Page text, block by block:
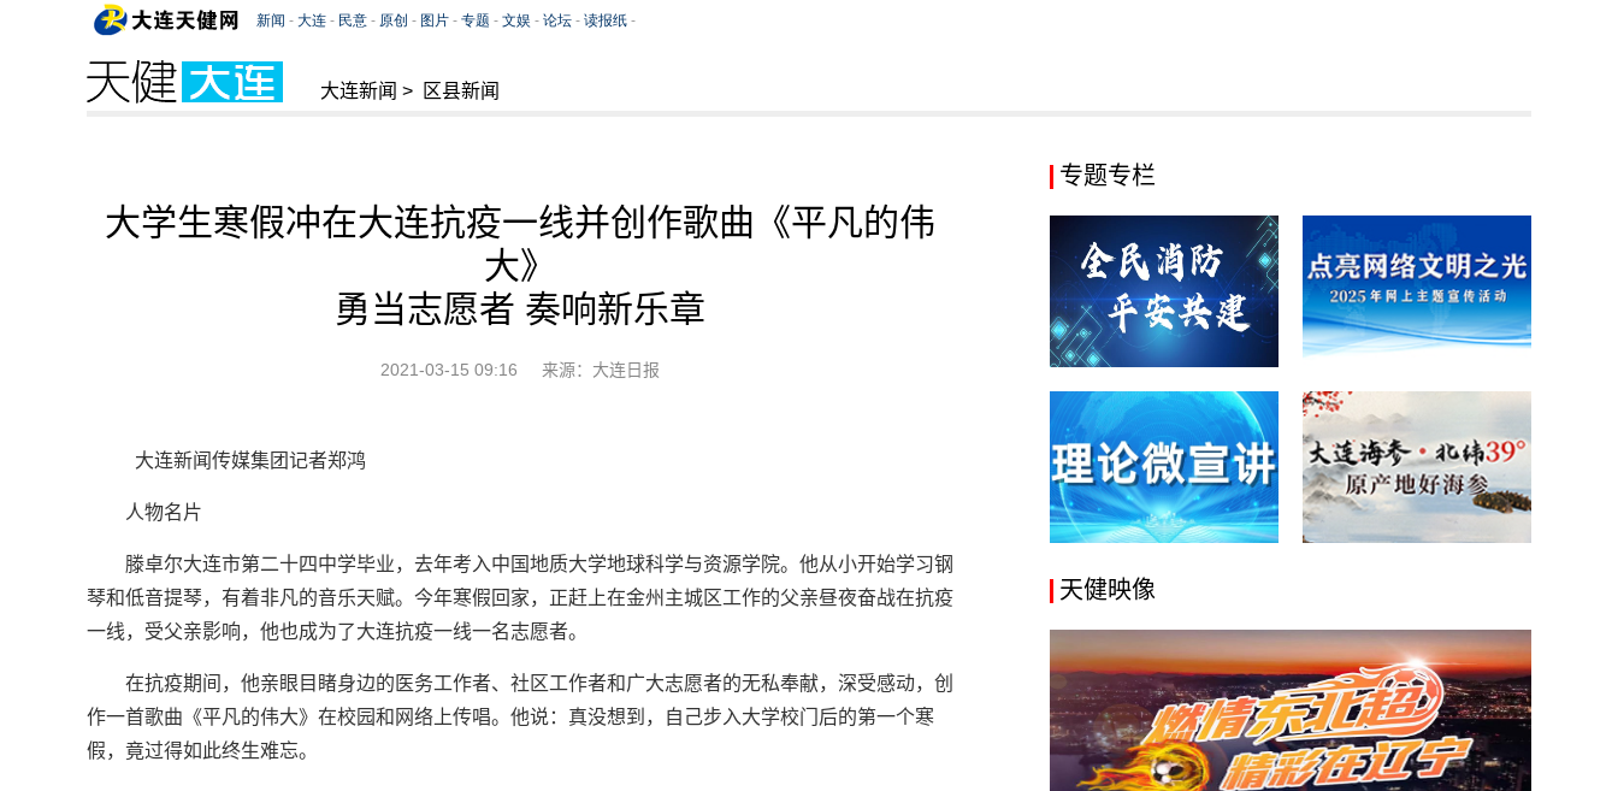
大连新闻 > 区县新闻
大学生寒假冲在大连抗疫一线并创作歌曲《平凡的伟
大》
勇当志愿者 奏响新乐章
2021-03-15 09:16 来源：大连日报
大连新闻传媒集团记者郑鸿
人物名片
滕卓尔大连市第二十四中学毕业，去年考入中国地质大学地球科学与资源学院。他从小开始学习钢
琴和低音提琴，有着非凡的音乐天赋。今年寒假回家，正赶上在金州主城区工作的父亲昼夜奋战在抗疫
一线，受父亲影响，他也成为了大连抗疫一线一名志愿者。
在抗疫期间，他亲眼目睹身边的医务工作者、社区工作者和广大志愿者的无私奉献，深受感动，创
作一首歌曲《平凡的伟大》在校园和网络上传唱。他说：真没想到，自己步入大学校门后的第一个寒
假，竟过得如此终生难忘。